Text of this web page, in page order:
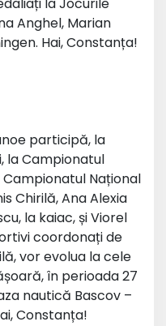
Anghel, Marian
Hai, Constanța!
participă, la
la Campionatul
Campionatul Național
Chirilă, Ana Alexia
la kaiac, și Viorel
coordonați de
vor evolua la cele
în perioada 27
nautică Bascov –
Constanța!